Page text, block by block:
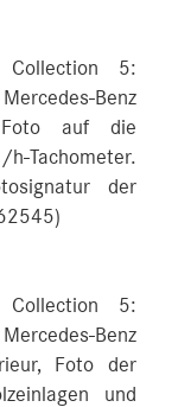
Collection 5:
Benz
auf die
Tachometer.
der
Collection 5:
Benz
Foto der
und